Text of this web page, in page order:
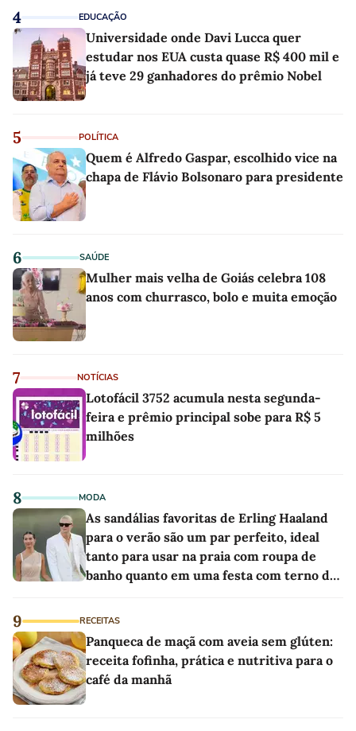
4 EDUCAÇÃO
Universidade onde Davi Lucca quer
estudar nos EUA custa quase R$ 400 mil e
já teve 29 ganhadores do prêmio Nobel
5 POLÍTICA
Quem é Alfredo Gaspar, escolhido vice na
chapa de Flávio Bolsonaro para presidente
6 SAÚDE
Mulher mais velha de Goiás celebra 108
anos com churrasco, bolo e muita emoção
7 NOTÍCIAS
Lotofácil 3752 acumula nesta segunda-
feira e prêmio principal sobe para R$ 5
milhões
8 MODA
As sandálias favoritas de Erling Haaland
para o verão são um par perfeito, ideal
tanto para usar na praia com roupa de
banho quanto em uma festa com terno de
9 RECEITAS
Panqueca de maçã com aveia sem glúten:
receita fofinha, prática e nutritiva para o
café da manhã